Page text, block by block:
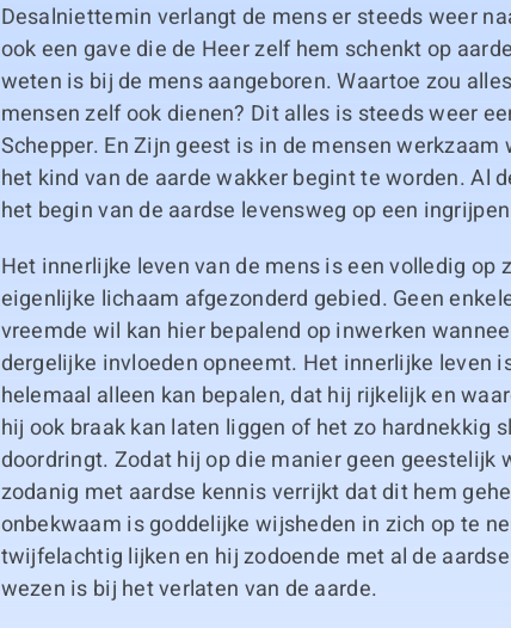
Desalniettemin verlangt de mens er steeds weer
ook een gave die de Heer zelf hem schenkt op
weten is bij de mens aangeboren. Waartoe zou
mensen zelf ook dienen? Dit alles is steeds weer
Schepper. En Zijn geest is in de mensen
het kind van de aarde wakker begint te worden. Al
het begin van de aardse levensweg op een
Het innerlijke leven van de mens is een volledig op
eigenlijke lichaam afgezonderd gebied. Geen
vreemde wil kan hier bepalend op inwerken
dergelijke invloeden opneemt. Het innerlijke leven
helemaal alleen kan bepalen, dat hij rijkelijk en
hij ook braak kan laten liggen of het zo hardnekkig
doordringt. Zodat hij op die manier geen geestelijk
zodanig met aardse kennis verrijkt dat dit hem
onbekwaam is goddelijke wijsheden in zich op te
twijfelachtig lijken en hij zodoende met al de
wezen is bij het verlaten van de aarde.